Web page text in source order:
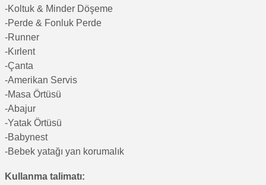
-Koltuk & Minder Döşeme
-Perde & Fonluk Perde
-Runner
-Kırlent
-Çanta
-Amerikan Servis
-Masa Örtüsü
-Abajur
-Yatak Örtüsü
-Babynest
-Bebek yatağı yan korumalık
Kullanma talimatı: